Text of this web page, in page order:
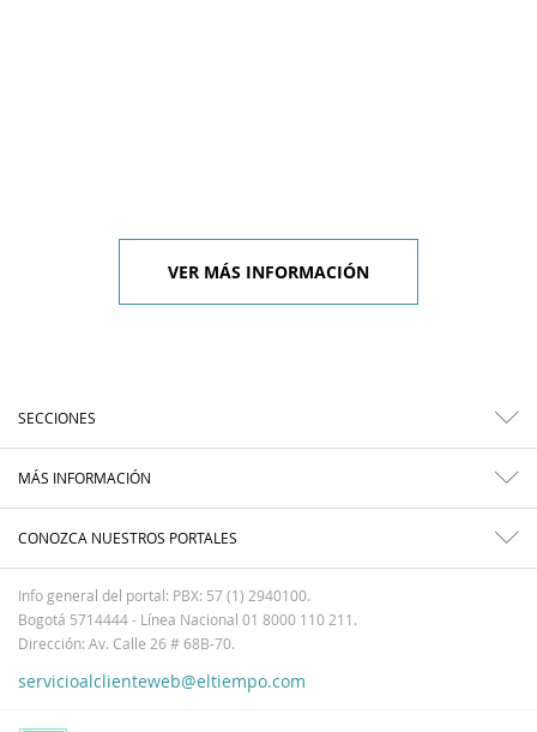
VER MÁS INFORMACIÓN
SECCIONES
MÁS INFORMACIÓN
CONOZCA NUESTROS PORTALES
Info general del portal: PBX: 57 (1) 2940100.
Bogotá 5714444 - Línea Nacional 01 8000 110 211.
Dirección: Av. Calle 26 # 68B-70.
servicioalclienteweb@eltiempo.com